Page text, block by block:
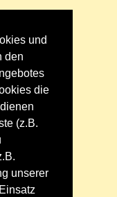
und
den
die
(z.B.
unserer